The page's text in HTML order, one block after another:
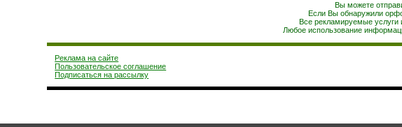
Вы можете
Если Вы обнаружили
Все рекламируемые услуги
Любое использование
Реклама на сайте
Пользовательское соглашение
Подписаться на рассылку